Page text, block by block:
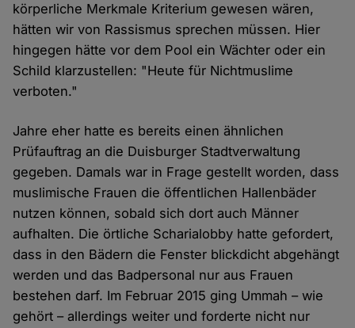
körperliche Merkmale Kriterium gewesen wären,
hätten wir von Rassismus sprechen müssen. Hier
hingegen hätte vor dem Pool ein Wächter oder ein
Schild klarzustellen: "Heute für Nichtmuslime
verboten."
Jahre eher hatte es bereits einen ähnlichen
Prüfauftrag an die Duisburger Stadtverwaltung
gegeben. Damals war in Frage gestellt worden, dass
muslimische Frauen die öffentlichen Hallenbäder
nutzen können, sobald sich dort auch Männer
aufhalten. Die örtliche Scharialobby hatte gefordert,
dass in den Bädern die Fenster blickdicht abgehängt
werden und das Badpersonal nur aus Frauen
bestehen darf. Im Februar 2015 ging Ummah – wie
gehört – allerdings weiter und forderte nicht nur